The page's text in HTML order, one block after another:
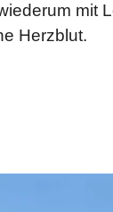
mit
Herzblut.